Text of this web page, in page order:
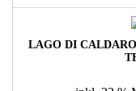
LAGO DI